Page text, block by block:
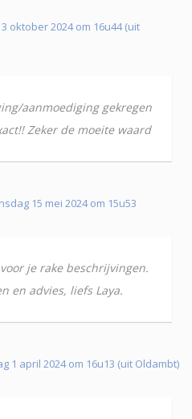
oktober 2024 om 16u44 (uit
aanmoediging gekregen
Zeker de moeite waard
15 mei 2024 om 15u53
je rake beschrijvingen.
en advies, liefs Laya.
1 april 2024 om 16u13 (uit Oldambt)